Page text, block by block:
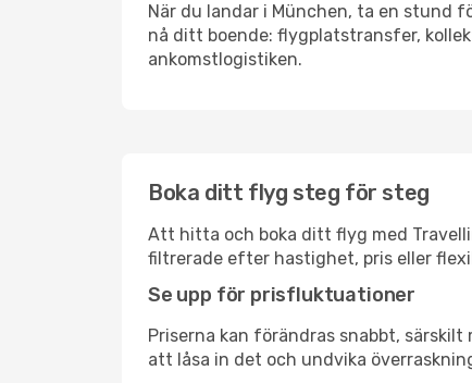
När du landar i München, ta en stund
nå ditt boende: flygplatstransfer,
ankomstlogistiken.
Boka ditt flyg steg för steg
Att hitta och boka ditt flyg med
filtrerade efter hastighet, pris eller
Se upp för prisfluktuationer
Priserna kan förändras snabbt,
att låsa in det och undvika